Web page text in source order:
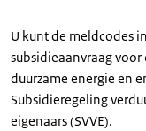
U kunt de meldcodes
subsidieaanvraag
duurzame energie en
Subsidieregeling
eigenaars (SVVE).